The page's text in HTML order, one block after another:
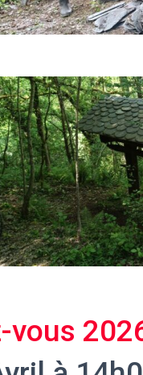
vous